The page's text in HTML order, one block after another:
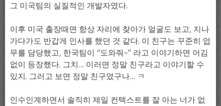
그 미국팀의 실질적인 개발자였다.
이후 미국 출장때면 항상 자리에 찾아가 얼굴도 보고, 지나
가다가도 반갑게 인사를 했던 것 같다. 이 친구는 꾸준히 업
무를 담당했고, 한국팀이 “도와줘~” 라고 이야기하면 어김
없이 등장했다. 그치… 이러면 정말 친구라고 이야기할 수
있지. 그러고 보면 정말 친구였구나… ㅋ
인수인계하면서 솔직히 제일 컨텍스트를 잘 아는 너가 없